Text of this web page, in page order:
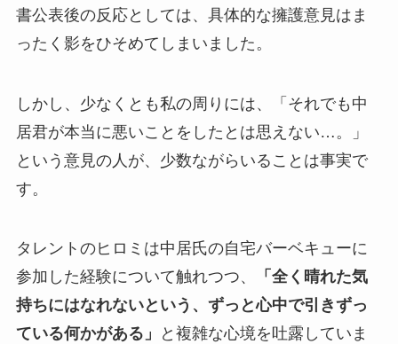
書公表後の反応としては、具体的な擁護意見はま
ったく影をひそめてしまいました。
しかし、少なくとも私の周りには、「それでも中
居君が本当に悪いことをしたとは思えない…。」
という意見の人が、少数ながらいることは事実で
す。
タレントのヒロミは中居氏の自宅バーベキューに
参加した経験について触れつつ、
「全く晴れた気
持ちにはなれないという、ずっと心中で引きずっ
ている何かがある」
と複雑な心境を吐露していま